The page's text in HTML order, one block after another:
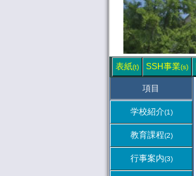
表紙(t) SSH事業(s)
項目
学校紹介(1)
教育課程(2)
行事案内(3)